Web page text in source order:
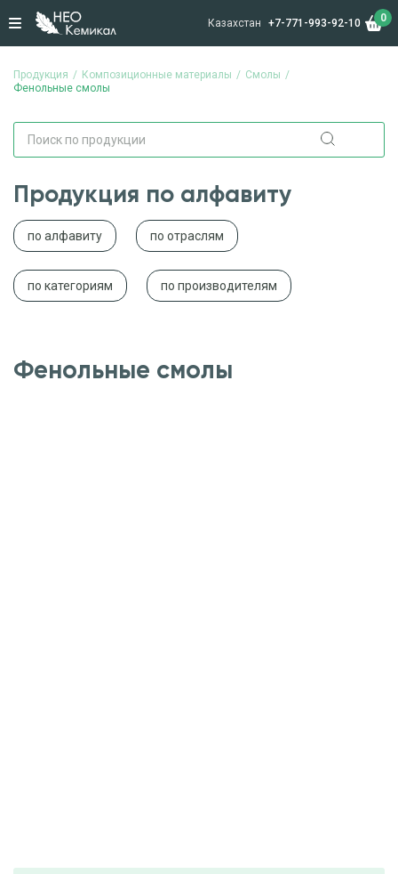
Казахстан +7-771-993-92-10 0
Продукция Композиционные материалы
Смолы
Фенольные смолы
Продукция по алфавиту
по алфавиту по отраслям
по категориям по производителям
Фенольные смолы